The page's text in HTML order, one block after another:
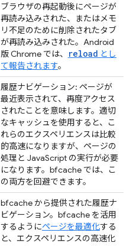
ブラウザの再起動後にページが
再読み込みされた、またはメモ
リ不足のために削除されたタブ
が再読み込みされた。Android
版 Chrome では、
reload とし
て報告されます。
履歴ナビゲーション: ページが
最近表示されて、再度アクセス
されたことを意味します。適切
なキャッシュを使用すると、こ
れらのエクスペリエンスは比較
的高速になりますが、ページの
処理と JavaScript の実行が必要
になります。bfcache では、こ
の両方を回避できます。
bfcache から提供された履歴ナ
ビゲーション。bfcache を活用
するようにページを最適化する
と、エクスペリエンスの高速化